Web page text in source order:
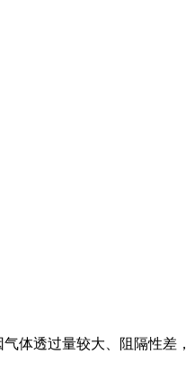
透过量较大、阻隔性差